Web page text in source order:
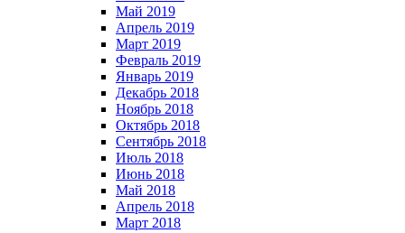
Май 2019
Апрель 2019
Март 2019
Февраль 2019
Январь 2019
Декабрь 2018
Ноябрь 2018
Октябрь 2018
Сентябрь 2018
Июль 2018
Июнь 2018
Май 2018
Апрель 2018
Март 2018